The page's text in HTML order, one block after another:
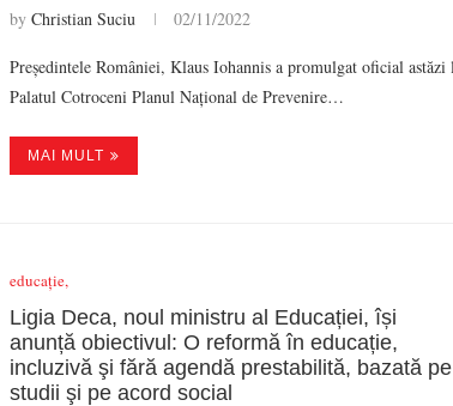
by Christian Suciu 02/11/2022
Președintele României, Klaus Iohannis a promulgat oficial astăzi
Palatul Cotroceni Planul Național de Prevenire…
MAI MULT
educație,
Ligia Deca, noul ministru al Educației, își
anunță obiectivul: O reformă în educație,
incluzivă şi fără agendă prestabilită, bazată pe
studii şi pe acord social